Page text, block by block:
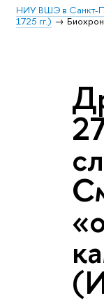
НИУ ВШЭ в Санкт-
1725 гг.)